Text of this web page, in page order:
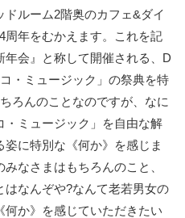
ルーム2階奥のカフェ&ダイ
周年をむかえます。これを記
会』と称して開催される、D
・ミュージック」の祭典を特
ろんのことなのですが、なに
・ミュージック」を自由な解
に特別な《何か》を感じま
なさまはもちろんのこと、
はなんぞや?なんて老若男女の
か》を感じていただきたい